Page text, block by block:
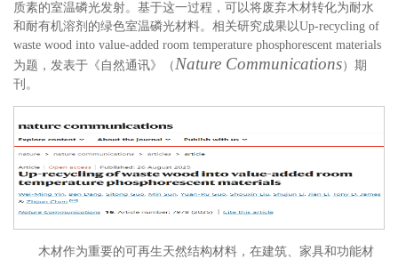
质素的室温磷光发射。基于这一过程，可以将废弃木材转化为耐水
和耐有机溶剂的绿色室温磷光材料。相关研究成果以Up-recycling of
waste wood into value-added room temperature phosphorescent materials
为题，发表于《自然通讯》（Nature Communications）期
刊。
木材作为重要的可再生天然结构材料，在建筑、家具和功能材